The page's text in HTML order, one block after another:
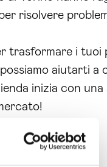
risolvere
trasformare i tuoi
aiutarti a
inizia con una